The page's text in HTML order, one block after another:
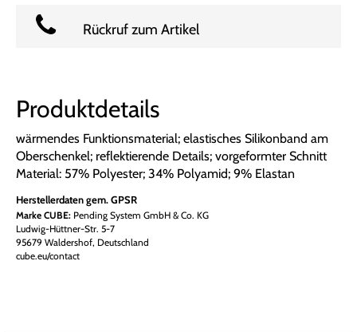
Rückruf zum Artikel
Produktdetails
wärmendes Funktionsmaterial; elastisches Silikonband am
Oberschenkel; reflektierende Details; vorgeformter Schnitt
Material: 57% Polyester; 34% Polyamid; 9% Elastan
Herstellerdaten gem. GPSR
Marke CUBE: Pending System GmbH & Co. KG
Ludwig-Hüttner-Str. 5-7
95679 Waldershof, Deutschland
cube.eu/contact